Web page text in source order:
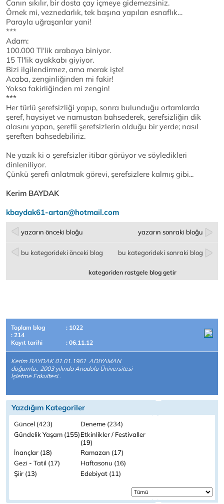
Canın sıkılır, bir dosta çay içmeye gidemezsiniz.
Örnek mi, veznedarlık, tek başına yapılan esnaflık…
Parayla uğraşanlar yani!
***
Adam:
100.000 Tl'lik arabaya biniyor.
15 Tl'lik ayakkabı giyiyor.
Bizi ilgilendirmez, ama merak işte!
Acaba, zenginliğinden mi fakir!
Yoksa fakirliğinden mi zengin!
***
Her türlü şerefsizliği yapıp, sonra bulunduğu ortamlarda
şeref, haysiyet ve namustan bahsederek, şerefsizliğin dik
alasını yapan, şerefli şerefsizlerin olduğu bir yerde; nasıl
şereften bahsedebiliriz.
Ne yazık ki o şerefsizler itibar görüyor ve söyledikleri
dinleniliyor.
Çünkü şerefi anlatmak görevi, şerefsizlere kalmış gibi...
Kerim BAYDAK
kbaydak61-artan@hotmail.com
yazarın önceki bloğu yazarın sonraki bloğu
bu kategorideki önceki blog bu kategorideki sonraki blog
kategoriden rastgele blog getir
Toplam blog
: 1022
: 214
Kayıt tarihi
: 06.11.12
Kerim BAYDAK 01.01.1961 ADIYAMAN
doğumlu.. 2003 yılında Anadolu Üniversitesi
İşletme Fakultesi..
Yazdığım Kategoriler
Güncel (423)
Deneme (234)
Gündelik Yaşam (155)Etkinlikler / Festivaller
(19)
İnançlar (18)
Ramazan (17)
Gezi - Tatil (17)
Haftasonu (16)
Şiir (13)
Edebiyat (11)